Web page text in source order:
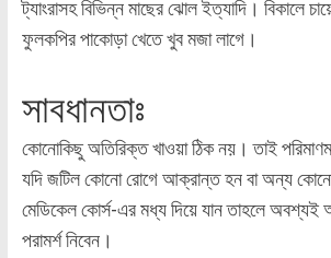
ট্যাংরাসহ বিভিন্ন মাছের ঝোল ইত্যাদি। বিকালে
ফুলকপির পাকোড়া খেতে খুব মজা লাগে।
সাবধানতাঃ
কোনোকিছু অতিরিক্ত খাওয়া ঠিক নয়। তাই
যদি জটিল কোনো রোগে আক্রান্ত হন বা অন্য
মেডিকেল কোর্স-এর মধ্য দিয়ে যান তাহলে অবশ্যই
পরামর্শ নিবেন।